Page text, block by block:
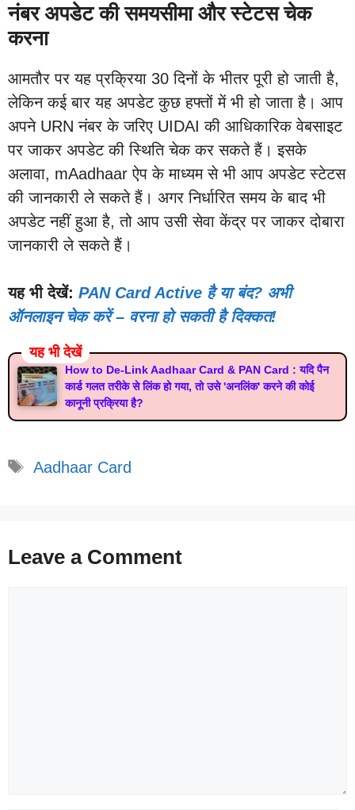
नंबर अपडेट की समयसीमा और स्टेटस चेक
करना
आमतौर पर यह प्रक्रिया 30 दिनों के भीतर पूरी हो जाती है,
लेकिन कई बार यह अपडेट कुछ हफ्तों में भी हो जाता है। आप
अपने URN नंबर के जरिए UIDAI की आधिकारिक वेबसाइट
पर जाकर अपडेट की स्थिति चेक कर सकते हैं। इसके
अलावा, mAadhaar ऐप के माध्यम से भी आप अपडेट स्टेटस
की जानकारी ले सकते हैं। अगर निर्धारित समय के बाद भी
अपडेट नहीं हुआ है, तो आप उसी सेवा केंद्र पर जाकर दोबारा
जानकारी ले सकते हैं।
यह भी देखें: PAN Card Active है या बंद? अभी
ऑनलाइन चेक करें – वरना हो सकती है दिक्कत!
यह भी देखें
How to De-Link Aadhaar Card & PAN Card : यदि पैन
कार्ड गलत तरीके से लिंक हो गया, तो उसे 'अनलिंक' करने की कोई
कानूनी प्रक्रिया है?
Tags
Aadhaar Card
Leave a Comment